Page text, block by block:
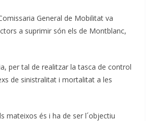
General de Mobilitat va
a suprimir són els de Montblanc,
per tal de realitzar la tasca de control
de sinistralitat i mortalitat a les
mateixos és i ha de ser l´objectiu